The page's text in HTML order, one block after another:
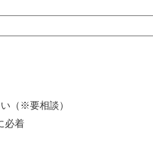
（※要相談）
必着